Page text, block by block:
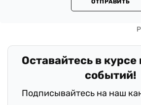
ОТПРАВИТЬ
Оставайтесь в
событий!
Подписывайтесь на наш